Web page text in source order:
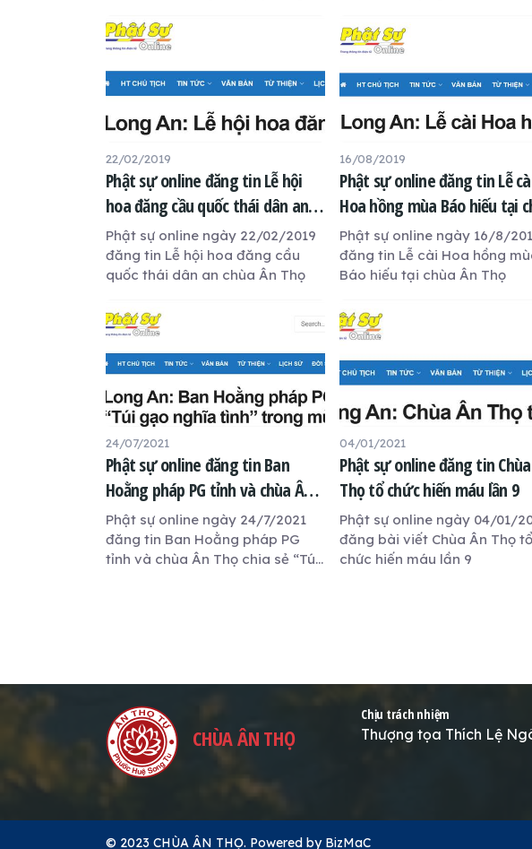
22/02/2019
Phật sự online đăng tin Lễ hội
hoa đăng cầu quốc thái dân an
chùa Ân Thọ
Phật sự online ngày 22/02/2019
đăng tin Lễ hội hoa đăng cầu
quốc thái dân an chùa Ân Thọ
16/08/2019
Phật sự online đăng tin Lễ
Hoa hồng mùa Báo hiếu tại
Ân Thọ
Phật sự online ngày 16/8/
đăng tin Lễ cài Hoa hồng
Báo hiếu tại chùa Ân Thọ
24/07/2021
Phật sự online đăng tin Ban
Hoằng pháp PG tỉnh và chùa Ân
Thọ chia sẻ “Túi gạo nghĩa tình”
trong mùa dịch COVID-19
Phật sự online ngày 24/7/2021
đăng tin Ban Hoằng pháp PG
tỉnh và chùa Ân Thọ chia sẻ “Túi
04/01/2021
Phật sự online đăng tin
Thọ tổ chức hiến máu lần 9
Phật sự online ngày 04/01/
đăng bài viết Chùa Ân Thọ tổ
chức hiến máu lần 9
CHÙA ÂN THỌ
Chịu trách nhiệm
Thượng tọa Thích Lệ
© 2023 CHÙA ÂN THỌ. Powered by BizMaC